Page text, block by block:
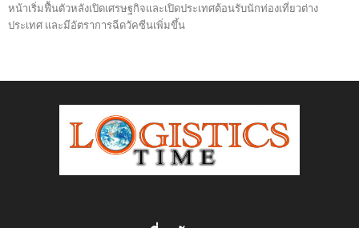
หน้าเริ่มฟื้นตัวหลังเปิดเศรษฐกิจและเปิดประเทศต้อนรับนักท่องเที่ยวต่าง
ประเทศ และมีอัตราการฉีดวัคซีนเพิ่มขึ้น